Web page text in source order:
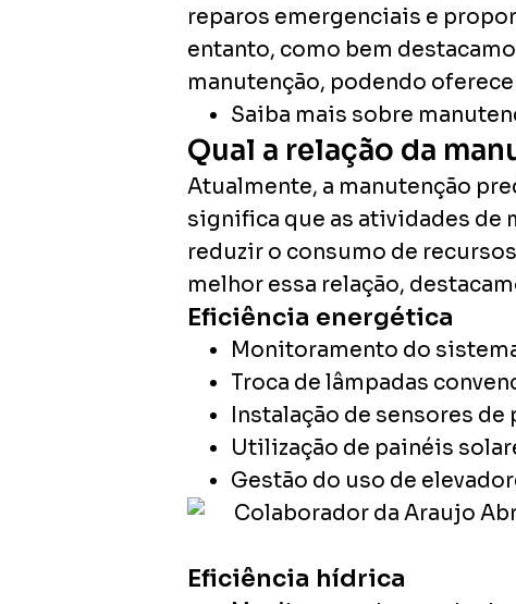
reparos emergenciais e
entanto, como bem
manutenção, podendo
Saiba mais sobre
Qual a relação da
Atualmente, a manutenção
significa que as atividades de
reduzir o consumo de
melhor essa relação,
Eficiência energética
Monitoramento do
Troca de lâmpadas
Instalação de sensores
Utilização de painéis
Gestão do uso de
Eficiência hídrica